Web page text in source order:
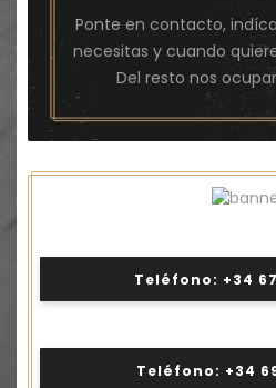
Ponte en contacto,
necesitas y cuando
Del resto nos
Teléfono: +34
Teléfono: +34